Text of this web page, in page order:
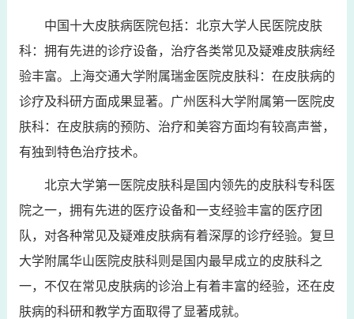
中国十大皮肤病医院包括：北京大学人民医院皮肤
科：拥有先进的诊疗设备，治疗各类常见及疑难皮肤病经
验丰富。上海交通大学附属瑞金医院皮肤科：在皮肤病的
诊疗及科研方面成果显著。广州医科大学附属第一医院皮
肤科：在皮肤病的预防、治疗和美容方面均有较高声誉，
有独到特色治疗技术。
北京大学第一医院皮肤科是国内领先的皮肤科专科医
院之一，拥有先进的医疗设备和一支经验丰富的医疗团
队，对各种常见及疑难皮肤病有着深厚的诊疗经验。复旦
大学附属华山医院皮肤科则是国内最早成立的皮肤科之
一，不仅在常见皮肤病的诊治上有着丰富的经验，还在皮
肤病的科研和教学方面取得了显著成就。